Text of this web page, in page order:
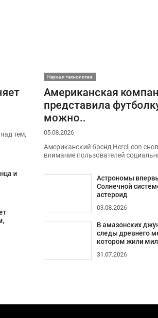
тем,
и
Наука и технологии
Американская
представила
можно..
05.08.2026
Американский бренд HercLeon
внимание пользователей
Астрономы
Солнечной
астероид
03.08.2026
В амазонских
следы древнего
котором жили
31.07.2026